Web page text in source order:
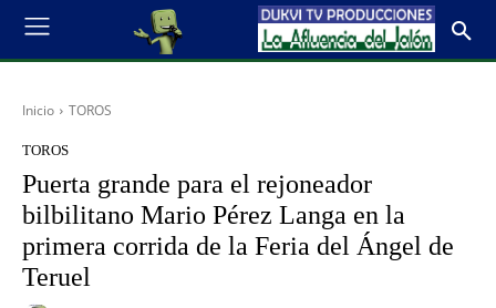
Inicio TOROS
TOROS
Puerta grande para el rejoneador
bilbilitano Mario Pérez Langa en la
primera corrida de la Feria del Ángel de
Teruel